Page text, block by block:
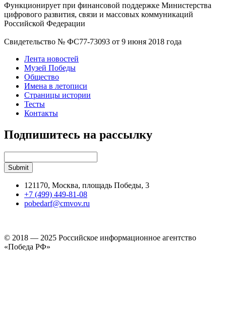
Функционирует при финансовой поддержке Министерства
цифрового развития, связи и массовых коммуникаций
Российской Федерации
Свидетельство № ФС77-73093 от 9 июня 2018 года
Лента новостей
Музей Победы
Общество
Имена в летописи
Страницы истории
Тесты
Контакты
Подпишитесь на рассылку
121170, Москва, площадь Победы, 3
+7 (499) 449-81-08
pobedarf@cmvov.ru
© 2018 — 2025 Российское информационное агентство
«Победа РФ»